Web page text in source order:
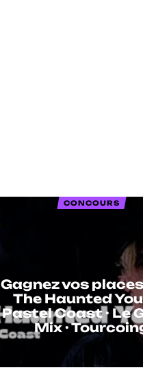
CONCOURS
Gagnez vos
The Haunted
Pastel Coast · Le
Mix ·